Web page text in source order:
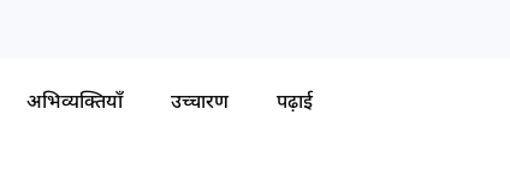
अभिव्यक्तियाँ उच्चारण पढ़ाई